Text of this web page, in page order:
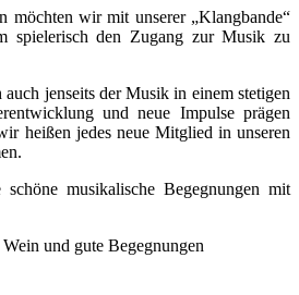
möchten wir mit unserer „Klangbande“
spielerisch den Zugang zur Musik zu
jenseits der Musik in einem stetigen
und neue Impulse prägen
heißen jedes neue Mitglied in unseren
musikalische Begegnungen mit